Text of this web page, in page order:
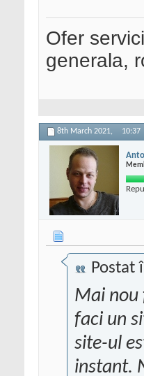
Ofer
generala,
8th March 2021, 10:37
Postat
Mai nou
faci un
site-ul
instant.